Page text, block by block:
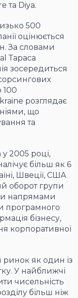
та Diya.
500
оцінюється
За словами
Тараса
зосередиться
100
розглядає
що
та
2005 році,
більш як 6
Швеції, США
оборот групи
напрямами
програмного
бізнесу,
корпоративної
ринок як один із
У найближчі
чисельність
більш ніж